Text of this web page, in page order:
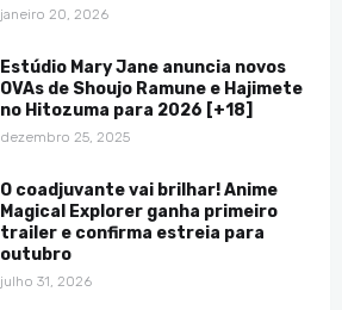
janeiro 20, 2026
Estúdio Mary Jane anuncia novos
OVAs de Shoujo Ramune e Hajimete
no Hitozuma para 2026 [+18]
dezembro 25, 2025
O coadjuvante vai brilhar! Anime
Magical Explorer ganha primeiro
trailer e confirma estreia para
outubro
julho 31, 2026